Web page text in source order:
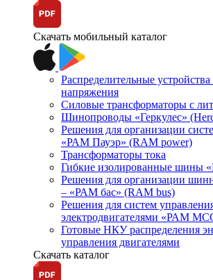
Скачать мобильный каталог
Распределительные устройства
напряжения
Силовые трансформаторы с
Шинопроводы «Геркулес»
Решения для организации
«РАМ Пауэр» (RAM power)
Трансформаторы тока
Гибкие изолированные шины
Решения для организации
– «РАМ бас» (RAM bus)
Решения для систем
электродвигателями «РАМ
Готовые НКУ распределения
управления двигателями
Скачать каталог